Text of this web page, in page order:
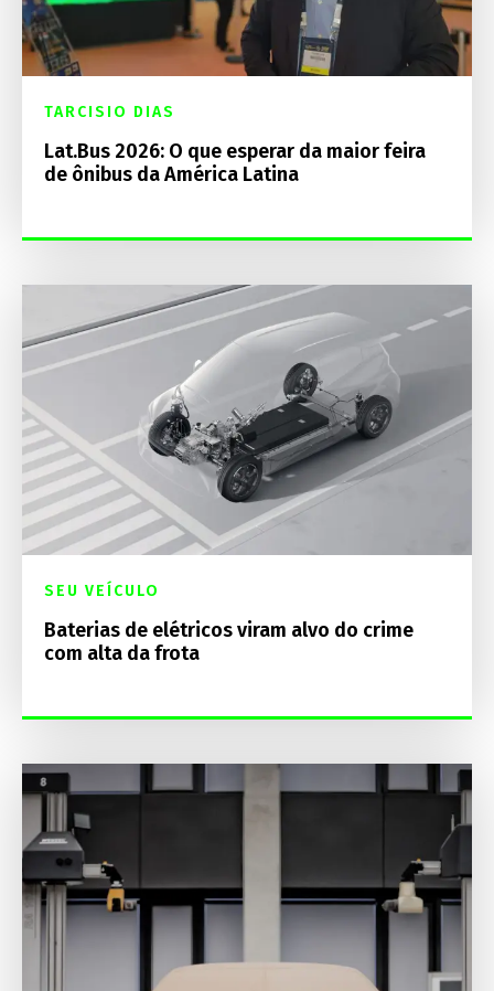
TARCISIO DIAS
Lat.Bus 2026: O que esperar da maior feira
de ônibus da América Latina
SEU VEÍCULO
Baterias de elétricos viram alvo do crime
com alta da frota